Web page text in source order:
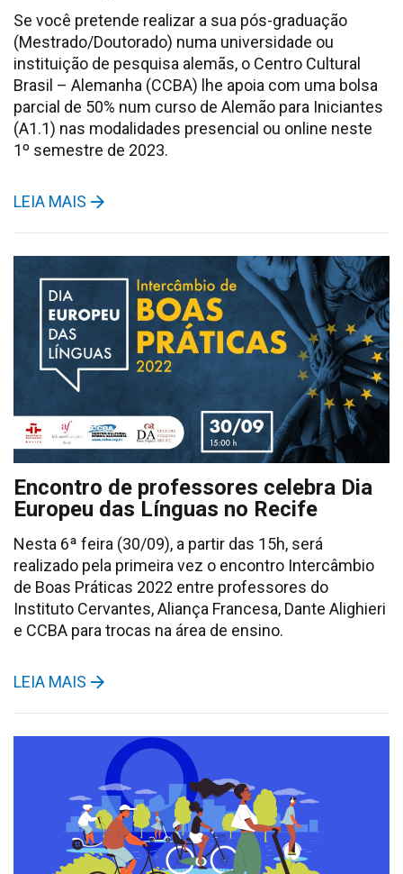
Se você pretende realizar a sua pós-graduação
(Mestrado/Doutorado) numa universidade ou
instituição de pesquisa alemãs, o Centro Cultural
Brasil – Alemanha (CCBA) lhe apoia com uma bolsa
parcial de 50% num curso de Alemão para Iniciantes
(A1.1) nas modalidades presencial ou online neste
1º semestre de 2023.
LEIA MAIS
Encontro de professores celebra Dia
Europeu das Línguas no Recife
Nesta 6ª feira (30/09), a partir das 15h, será
realizado pela primeira vez o encontro Intercâmbio
de Boas Práticas 2022 entre professores do
Instituto Cervantes, Aliança Francesa, Dante Alighieri
e CCBA para trocas na área de ensino.
LEIA MAIS